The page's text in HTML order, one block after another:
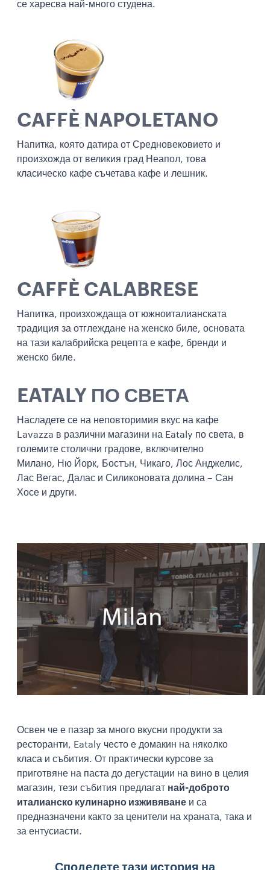
се харесва най-много студена.
CAFFÈ NAPOLETANO
Напитка, която датира от Средновековието и
произхожда от великия град Неапол, това
класическо кафе съчетава кафе и лешник.
CAFFÈ CALABRESE
Напитка, произхождаща от южноиталианската
традиция за отглеждане на женско биле, основата
на тази калабрийска рецепта е кафе, бренди и
женско биле.
EATALY ПО СВЕТА
Насладете се на неповторимия вкус на кафе
Lavazza в различни магазини на Eataly по света, в
големите столични градове, включително
Милано, Ню Йорк, Бостън, Чикаго, Лос Анджелис,
Лас Вегас, Далас и Силиконовата долина – Сан
Хосе и други.
Освен че е пазар за много вкусни продукти за
ресторанти, Eataly често е домакин на няколко
класа и събития. От практически курсове за
приготвяне на паста до дегустации на вино в целия
магазин, тези събития предлагат най-доброто
италианско кулинарно изживяване и са
предназначени както за ценители на храната, така и
за ентусиасти.